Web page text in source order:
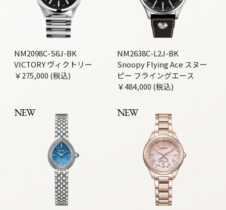
NM2098C-S6J-BK
VICTORY ヴィクトリー
￥275,000 (税込)
NM2638C-L2J-BK
Snoopy Flying Ace スヌー
ピー フライングエース
￥484,000 (税込)
NEW NEW